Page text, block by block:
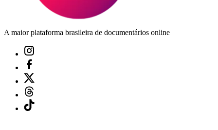
A maior plataforma brasileira de documentários online